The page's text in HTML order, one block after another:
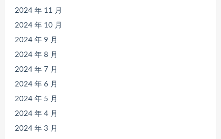
2024 年 11 月
2024 年 10 月
2024 年 9 月
2024 年 8 月
2024 年 7 月
2024 年 6 月
2024 年 5 月
2024 年 4 月
2024 年 3 月